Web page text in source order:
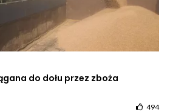
do dołu przez zboża
494